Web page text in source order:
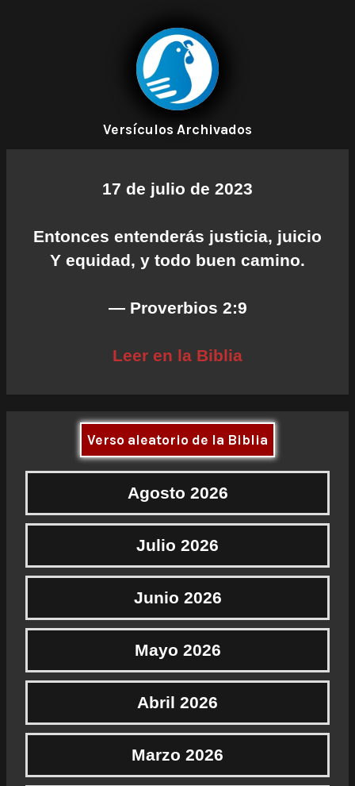
Versículos Archivados
17 de julio de 2023
Entonces entenderás justicia, juicio
Y equidad, y todo buen camino.
— Proverbios 2:9
Leer en la Biblia
Verso aleatorio de la Biblia
Agosto 2026
Julio 2026
Junio 2026
Mayo 2026
Abril 2026
Marzo 2026